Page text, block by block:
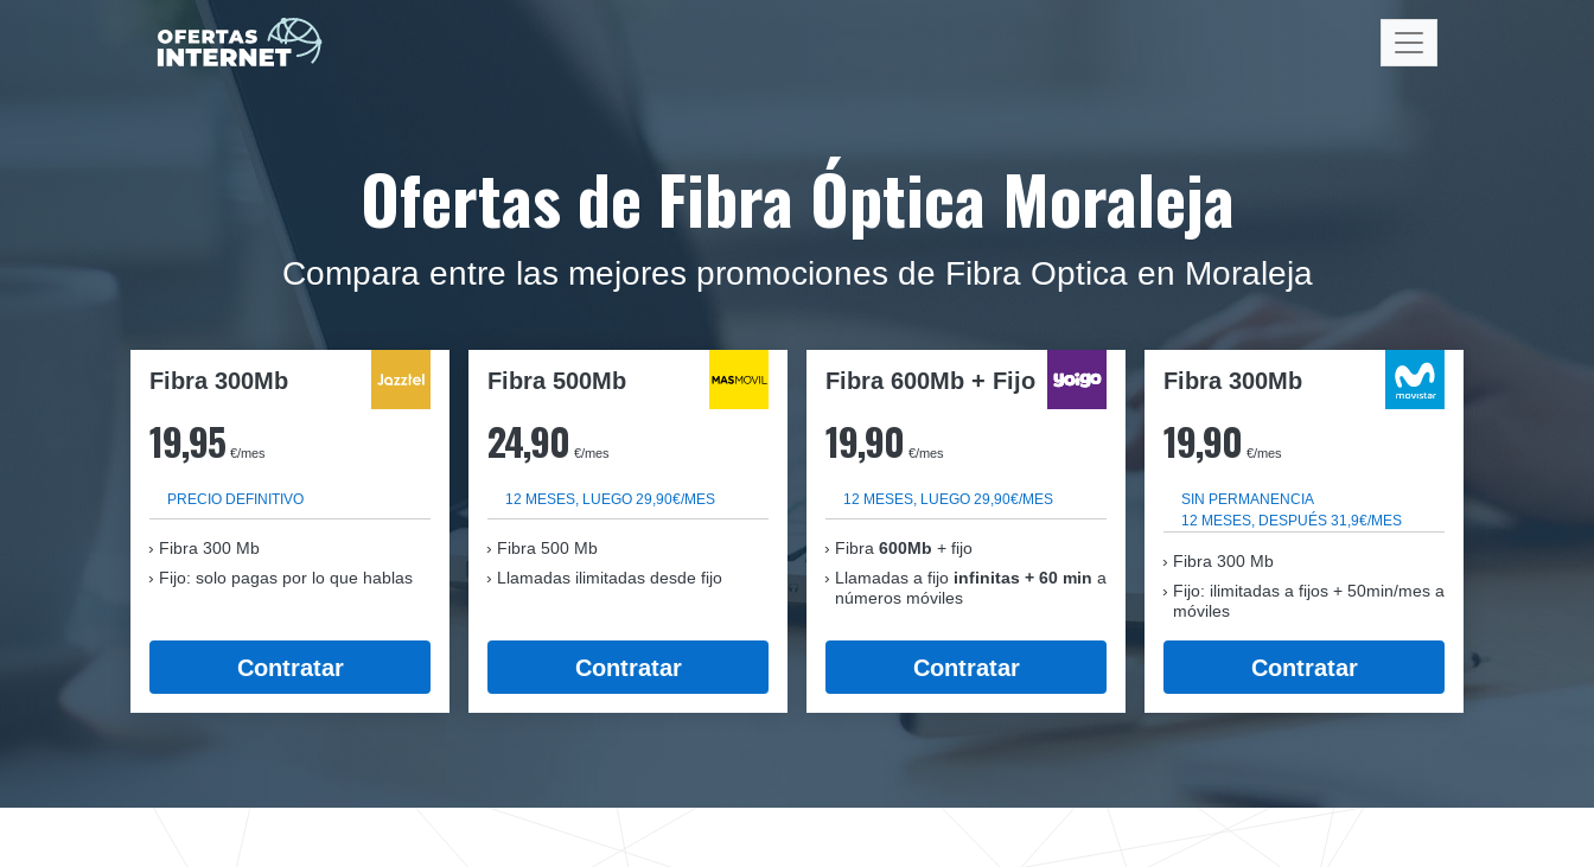
Ofertas de Fibra Óptica Moraleja
Compara entre las mejores promociones de Fibra Optica en Moraleja
Fibra 300Mb
19,95 €/mes
PRECIO DEFINITIVO
Fibra 300 Mb
Fijo: solo pagas por lo que hablas
Contratar
Fibra 500Mb
24,90 €/mes
12 MESES, LUEGO 29,90€/MES
Fibra 500 Mb
Llamadas ilimitadas desde fijo
Contratar
Fibra 600Mb + Fijo
19,90 €/mes
12 MESES, LUEGO 29,90€/MES
Fibra 600Mb + fijo
Llamadas a fijo infinitas + 60 min a
números móviles
Contratar
Fibra 300Mb
19,90 €/mes
SIN PERMANENCIA
12 MESES, DESPUÉS 31,9€/MES
Fibra 300 Mb
Fijo: ilimitadas a fijos + 50min/mes a
móviles
Contratar